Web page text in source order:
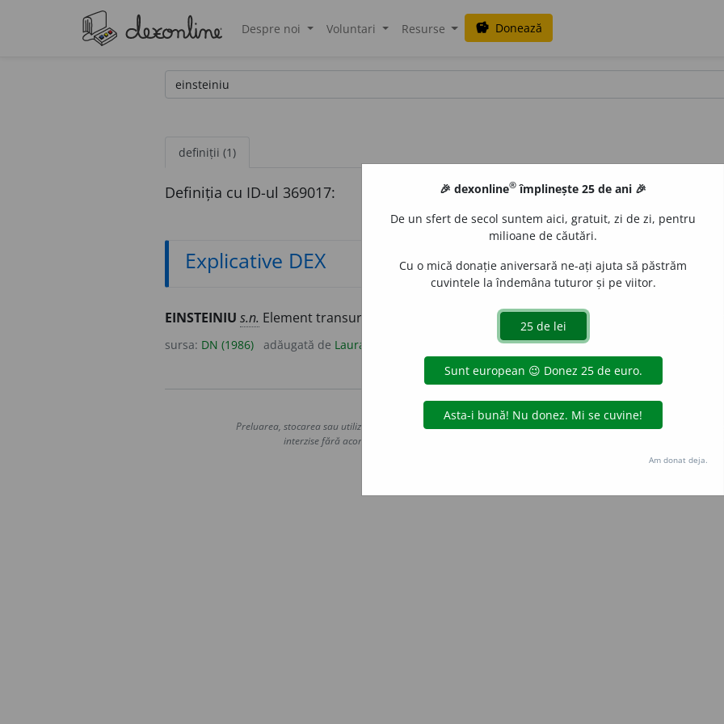
Despre noi Voluntari Resurse savings Donează
definiții (1)
Definiția cu ID-ul 369017:
Explicative DEX
EINSTEINIU s.n. Element transuranic sintetic. [ ain-ștai-niu./ <germ.
sursa: DN (1986) adăugată de LauraGellner
Copyright © 2004-2026 dexonline (https://dexonline.ro)
Preluarea, stocarea sau utilizarea datelor de pe acest site, inclusiv prin orice metode de extragere automată
interzise fără acordul nostru prealabil scris, cu excepția seturilor de date oferite oficial spre utilizare
Hosterion
🎉 dexonline® împlinește 25 de ani 🎉
De un sfert de secol suntem aici, gratuit, zi de zi, pentru
milioane de căutări.
Cu o mică donație aniversară ne-ați ajuta să păstrăm
cuvintele la îndemâna tuturor și pe viitor.
Am donat deja.